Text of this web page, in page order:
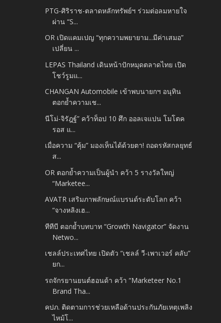
PTG-ศิริราช-ตลาดหลักทรัพย์ฯ ร่วมต่อลมหายใจ
ผ่าน “S...
OR เปิดแคมเปญ “ทุกความพยายาม...มีค่าเสมอ”
เปลี่ยน ...
LEPAS Thailand เดินหน้าปักหมุดตลาดไทย เปิด
โชว์รูมแ...
CHANGAN Automobile เข้าพบนายกฯ อนุทิน
ตอกย้ำความเช...
นีโม่-จิรัฎฐ์” คว้าท็อป 10 ศึก ออลเจแปน โมโตค
รอส แ...
เมื่อความ “คุ้ม” มองเห็นได้ด้วยตา! ถอดรหัสกลยุทธ์
ส...
OR ตอกย้ำความเป็นผู้นำ คว้า 5 รางวัลใหญ่
“Marketee...
AVATR เสริมภาพลักษณ์แบรนด์ระดับโลก คว้า
“จางหลิงเฮ...
ทีทีบี ตอกย้ำบทบาท “Growth Navigator” จัดงาน
Netwo...
เชลล์ประเทศไทย เปิดตัว “เชลล์ วี-เพาเวอร์ คลับ”
ยก...
รถจักรยานยนต์ฮอนด้า คว้า “Marketeer No.1
Brand Tha...
คปภ. ติดตามการช่วยเหลือด้านประกันภัยเหตุเพลิง
ไหม้โ...